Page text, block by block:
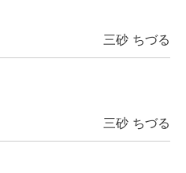
三砂 ちづる
三砂 ちづる